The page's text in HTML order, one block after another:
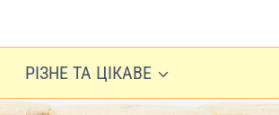
РІЗНЕ ТА ЦІКАВЕ